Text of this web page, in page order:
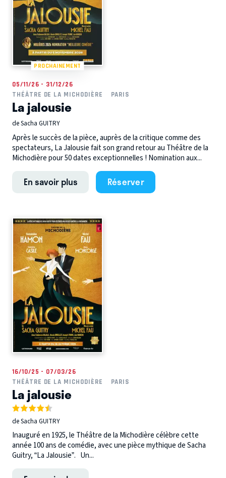
PROCHAINEMENT
05/11/26 - 31/12/26
THÉÂTRE DE LA MICHODIÈRE
PARIS
La jalousie
de Sacha GUITRY
Après le succès de la pièce, auprès de la critique comme des
spectateurs, La Jalousie fait son grand retour au Théâtre de la
Michodière pour 50 dates exceptionnelles ! Nomination aux...
En savoir plus Réserver
16/10/25 - 07/03/26
THÉÂTRE DE LA MICHODIÈRE
PARIS
La jalousie
de Sacha GUITRY
Inauguré en 1925, le Théâtre de la Michodière célèbre cette
année 100 ans de comédie, avec une pièce mythique de Sacha
Guitry, “La Jalousie”. Un...